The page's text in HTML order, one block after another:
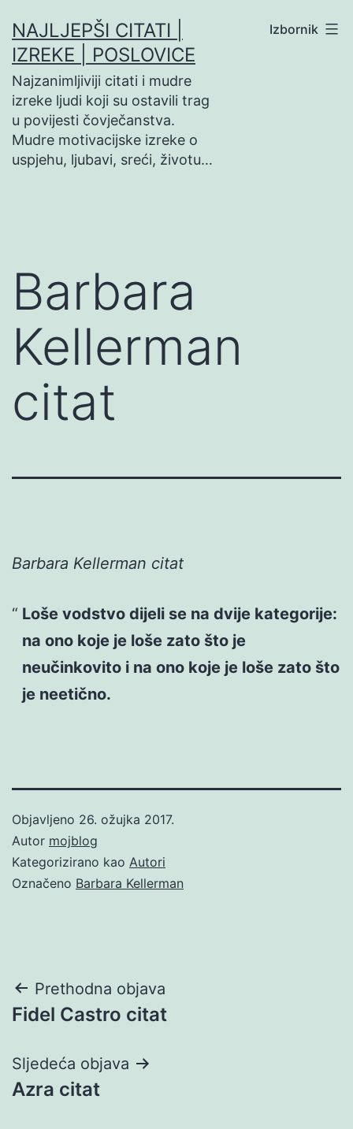
na
sadržaj
NAJLJEPŠI CITATI |
IZREKE | POSLOVICE
Najzanimljiviji citati i mudre
izreke ljudi koji su ostavili trag
u povijesti čovječanstva.
Mudre motivacijske izreke o
uspjehu, ljubavi, sreći, životu…
Izbornik
Barbara
Kellerman
citat
Barbara Kellerman citat
Loše vodstvo dijeli se na dvije kategorije:
na ono koje je loše zato što je
neučinkovito i na ono koje je loše zato što
je neetično.
Objavljeno 26. ožujka 2017.
Autor mojblog
Kategorizirano kao Autori
Označeno Barbara Kellerman
Navigacija
objava
Prethodna objava
Fidel Castro citat
Sljedeća objava
Azra citat